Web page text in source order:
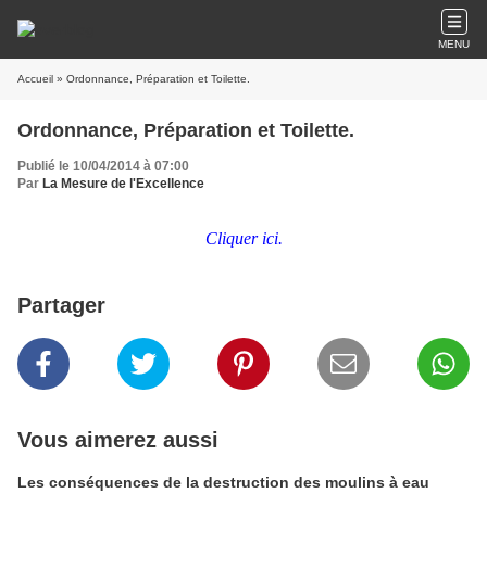
MENU
Accueil » Ordonnance, Préparation et Toilette.
Ordonnance, Préparation et Toilette.
Publié le 10/04/2014 à 07:00
Par La Mesure de l'Excellence
Cliquer ici.
Partager
Vous aimerez aussi
Les conséquences de la destruction des moulins à eau